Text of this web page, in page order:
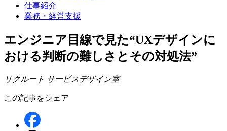
仕事紹介
業務・経営支援
エンジニア目線で見た“UXデザインに
おける判断の難しさとその対処法”
リクルート サービスデザイン室
この記事をシェア